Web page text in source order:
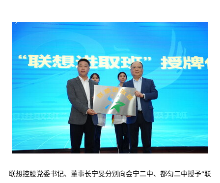
联想控股党委书记、董事长宁旻分别向会宁二中、都匀二中授予“联